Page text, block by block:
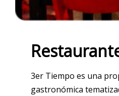
3er Tiempo es una
gastronómica